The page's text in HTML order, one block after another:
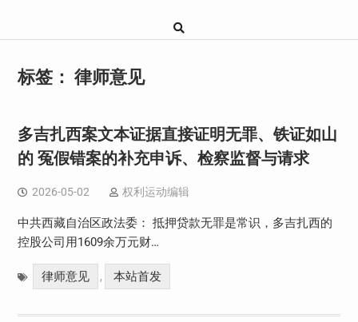
标签： 律师意见
多吉扎西案文本证据直接证明无罪、铁证如山
的 冤假错案的补充申诉、检察监督与请求
2026-05-02 权利运动编辑
中共西藏自治区政法委： 抵押贷款无罪是常识，多吉扎西的
控股公司用1609余万元财…
律师意见 , 本站首发